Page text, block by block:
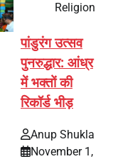
Religion
पांडुरंग उत्सव
पुनरुद्धार: आंध्र
में भक्तों की
रिकॉर्ड भीड़
Anup Shukla
November 1,